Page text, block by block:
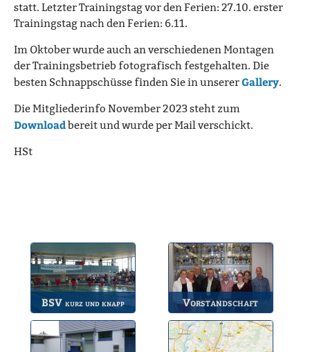
statt. Letzter Trainingstag vor den Ferien: 27.10. erster
Trainingstag nach den Ferien: 6.11.
Im Oktober wurde auch an verschiedenen Montagen
der Trainingsbetrieb fotografisch festgehalten. Die
besten Schnappschüsse finden Sie in unsererGallery.
Die Mitgliederinfo November 2023 steht zum
Downloadbereit und wurde per Mail verschickt.
HSt
BSV kurz und knapp
Die wichtigsten Infos
zum BSV.
Vorstandschaft
Unsere amtierende
Vorstandschaft.